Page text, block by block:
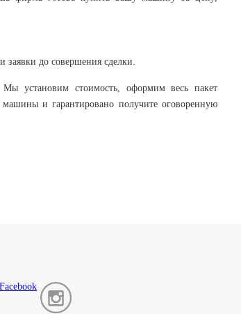
заявки до совершения сделки.
установим стоимость, оформим весь пакет
и гарантировано получите оговоренную